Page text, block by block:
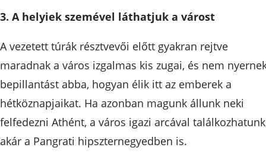
3. A helyiek szemével láthatjuk a várost
A vezetett túrák résztvevői előtt gyakran rejtve
maradnak a város izgalmas kis zugai, és nem
bepillantást abba, hogyan élik itt az emberek a
hétköznapjaikat. Ha azonban magunk állunk neki
felfedezni Athént, a város igazi arcával
akár a Pangrati hipszternegyedben is.